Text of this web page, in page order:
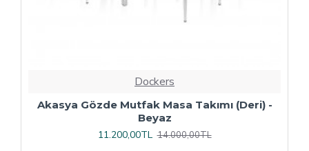
Dockers
Premıum - Gözde Mutfak Masa Takımı -
Füme
13.600,00TL 17.000,00TL